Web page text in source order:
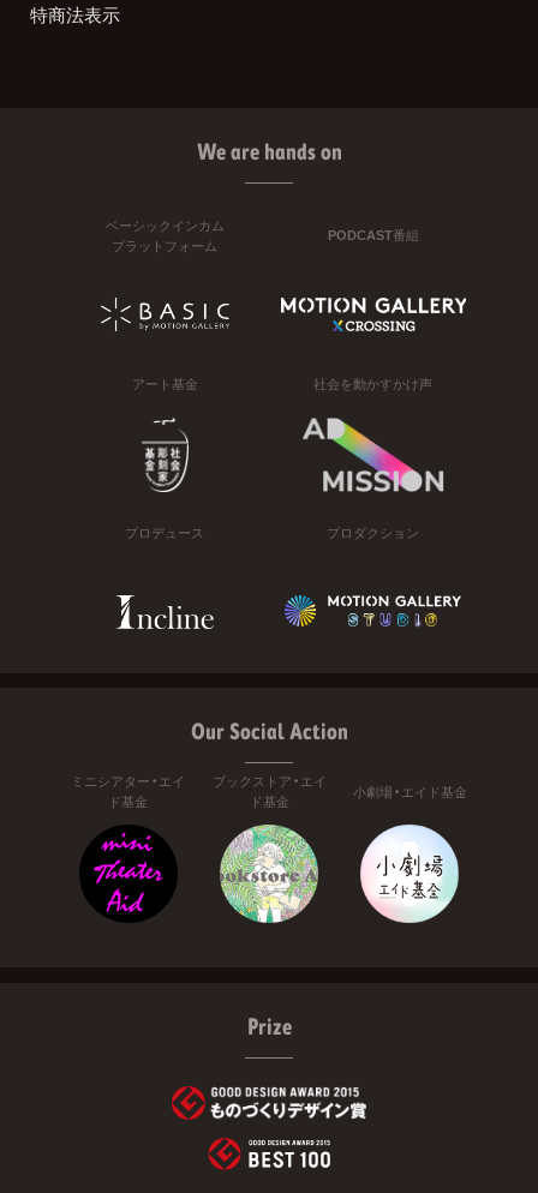
特商法表示
We are hands on
ベーシックインカム
プラットフォーム
PODCAST番組
アート基金 社会を動かすかけ声
プロデュース プロダクション
Our Social Action
ミニシアター・エイ
ド基金
ブックストア・エイ
ド基金
小劇場・エイド基金
Prize